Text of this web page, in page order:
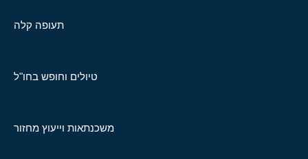
תעופה קלה
טיולים וחופש בחו"ל
משכנתאות וייעוץ מחזור